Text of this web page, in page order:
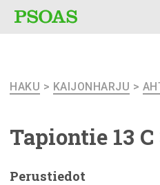
HAKU > KAIJONHARJU >
Tapiontie 13 C
Perustiedot